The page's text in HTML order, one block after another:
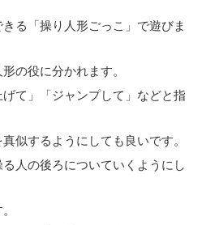
る「操り人形ごっこ」で遊びま
の役に分かれます。
て」「ジャンプして」などと指
似するようにしても良いです。
人の後ろについていくようにし